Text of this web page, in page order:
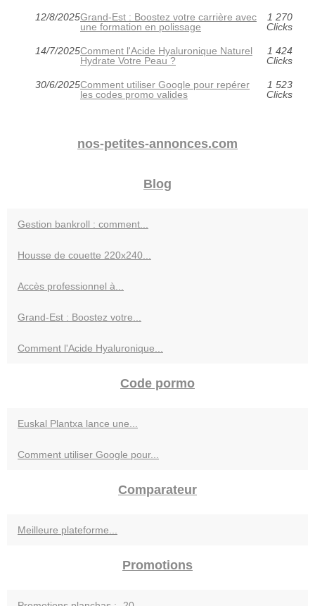
12/8/2025Grand-Est : Boostez votre carrière avec
une formation en polissage
1 270
Clicks
14/7/2025Comment l'Acide Hyaluronique Naturel
Hydrate Votre Peau ?
1 424
Clicks
30/6/2025Comment utiliser Google pour repérer
les codes promo valides
1 523
Clicks
nos-petites-annonces.com
Blog
Gestion bankroll : comment...
Housse de couette 220x240...
Accès professionnel à...
Grand-Est : Boostez votre...
Comment l'Acide Hyaluronique...
Code pormo
Euskal Plantxa lance une...
Comment utiliser Google pour...
Comparateur
Meilleure plateforme...
Promotions